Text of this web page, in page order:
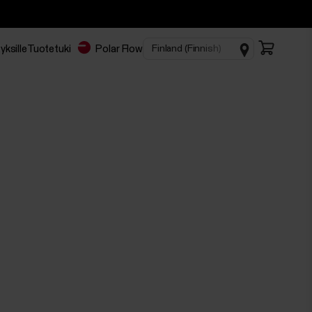
Tuotetuki Polar Flow